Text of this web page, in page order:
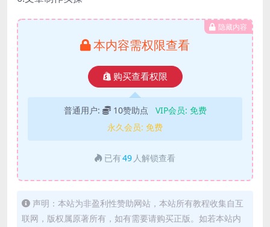
隐藏内容
本内容需权限查看
购买查看权限
普通用户: 10赞助点 VIP会员: 免费
永久会员: 免费
已有49 人解锁查看
声明：本站为非盈利性赞助网站，本站所有教程收集自互
联网，版权属原著所有，如有需要请购买正版。如若本站内